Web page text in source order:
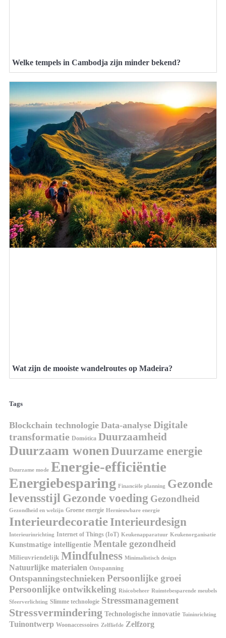
Welke tempels in Cambodja zijn minder bekend?
Wat zijn de mooiste wandelroutes op Madeira?
Tags
Blockchain technologie Data-analyse Digitale
transformatie Domótica Duurzaamheid
Duurzaam wonenDuurzame energie
Duurzame mode Energie-efficiëntie
Energiebesparing Financiële planning Gezonde
levensstijl Gezonde voeding Gezondheid
Gezondheid en welzijn Groene energie Hernieuwbare energie
InterieurdecoratieInterieurdesign
Interieurinrichting Internet of Things (IoT) Keukenapparatuur Keukenorganisatie
Kunstmatige intelligentie Mentale gezondheid
Milieuvriendelijk Mindfulness Minimalistisch design
Natuurlijke materialen Ontspanning
Ontspanningstechnieken Persoonlijke groei
Persoonlijke ontwikkeling Risicobeheer Ruimtebesparende meubels
Sfeerverlichting Slimme technologie Stressmanagement
Stressvermindering Technologische innovatie Tuininrichting
Tuinontwerp Woonaccessoires Zelfliefde Zelfzorg